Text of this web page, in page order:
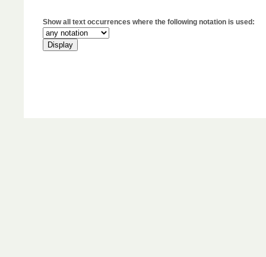
Show all text occurrences where the following notation is used: